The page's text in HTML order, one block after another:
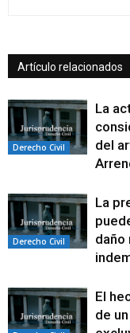
Artículo relacionados
Derecho Civil
La
del
Derecho Civil
La
daño
El
de